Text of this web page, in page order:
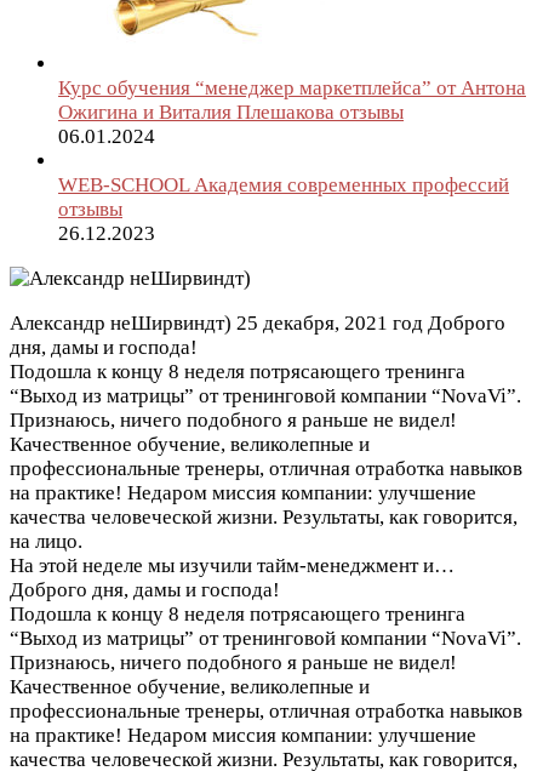
Курс обучения “менеджер маркетплейса” от Антона
Ожигина и Виталия Плешакова отзывы
06.01.2024
WEB-SCHOOL Академия современных профессий
отзывы
26.12.2023
Александр неШирвиндт) 25 декабря, 2021 год Доброго
дня, дамы и господа!
Подошла к концу 8 неделя потрясающего тренинга
“Выход из матрицы” от тренинговой компании “NovaVi”.
Признаюсь, ничего подобного я раньше не видел!
Качественное обучение, великолепные и
профессиональные тренеры, отличная отработка навыков
на практике! Недаром миссия компании: улучшение
качества человеческой жизни. Результаты, как говорится,
на лицо.
На этой неделе мы изучили тайм-менеджмент и…
Доброго дня, дамы и господа!
Подошла к концу 8 неделя потрясающего тренинга
“Выход из матрицы” от тренинговой компании “NovaVi”.
Признаюсь, ничего подобного я раньше не видел!
Качественное обучение, великолепные и
профессиональные тренеры, отличная отработка навыков
на практике! Недаром миссия компании: улучшение
качества человеческой жизни. Результаты, как говорится,